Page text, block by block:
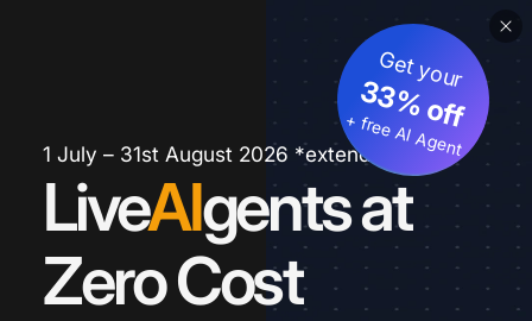
1 July – 31st August 2026 *extended
LiveAIgents at
Zero Cost
Get your
33% off
+ free AI Agent